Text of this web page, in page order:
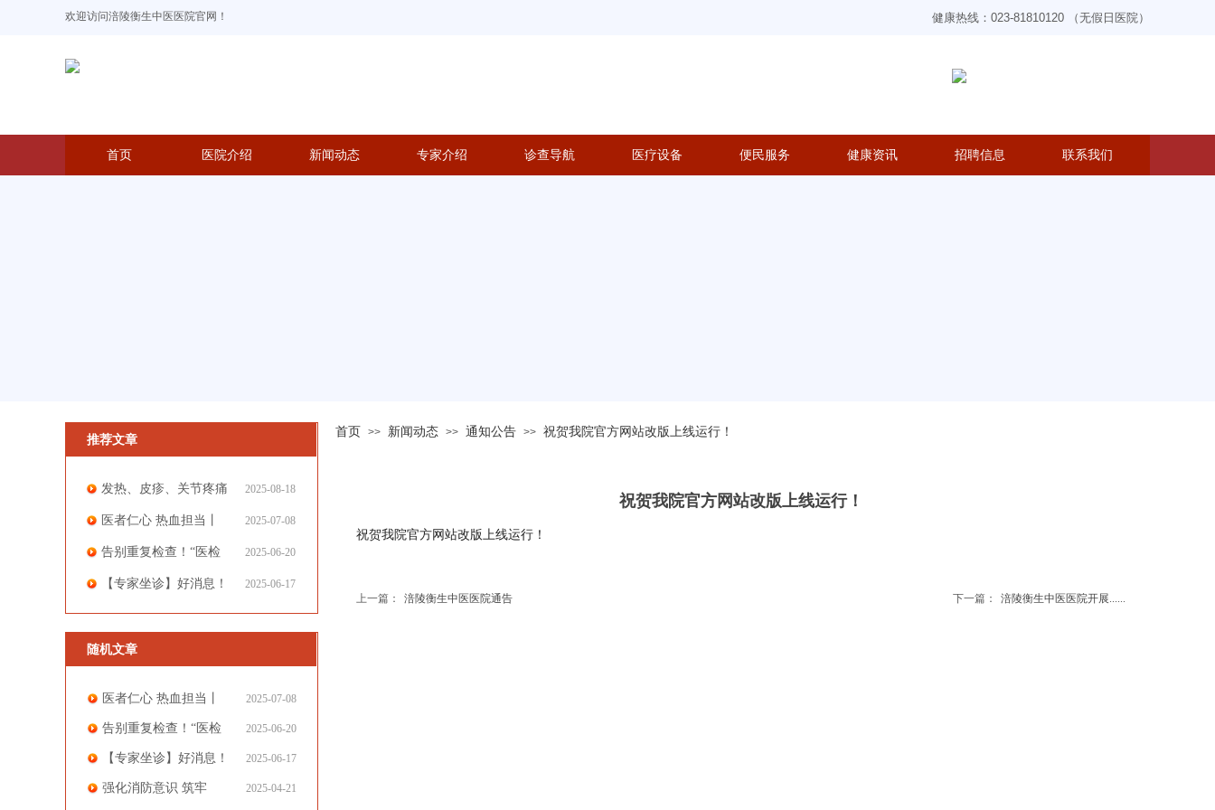
欢迎访问涪陵衡生中医医院官网！ 健康热线：023-81810120 （无假日医院）
首页 医院介绍 新闻动态 专家介绍 诊查导航 医疗设备 便民服务 健康资讯 招聘信息 联系我们
发热、皮疹、关节疼痛 2025-08-18
医者仁心 热血担当丨 2025-07-08
告别重复检查！“医检 2025-06-20
【专家坐诊】好消息！ 2025-06-17
推荐文章
首页 >> 新闻动态 >> 通知公告 >> 祝贺我院官方网站改版上线运行！
祝贺我院官方网站改版上线运行！
祝贺我院官方网站改版上线运行！
上一篇： 涪陵衡生中医医院通告 下一篇： 涪陵衡生中医医院开展......
医者仁心 热血担当丨 2025-07-08
告别重复检查！“医检 2025-06-20
【专家坐诊】好消息！ 2025-06-17
强化消防意识 筑牢 2025-04-21
随机文章